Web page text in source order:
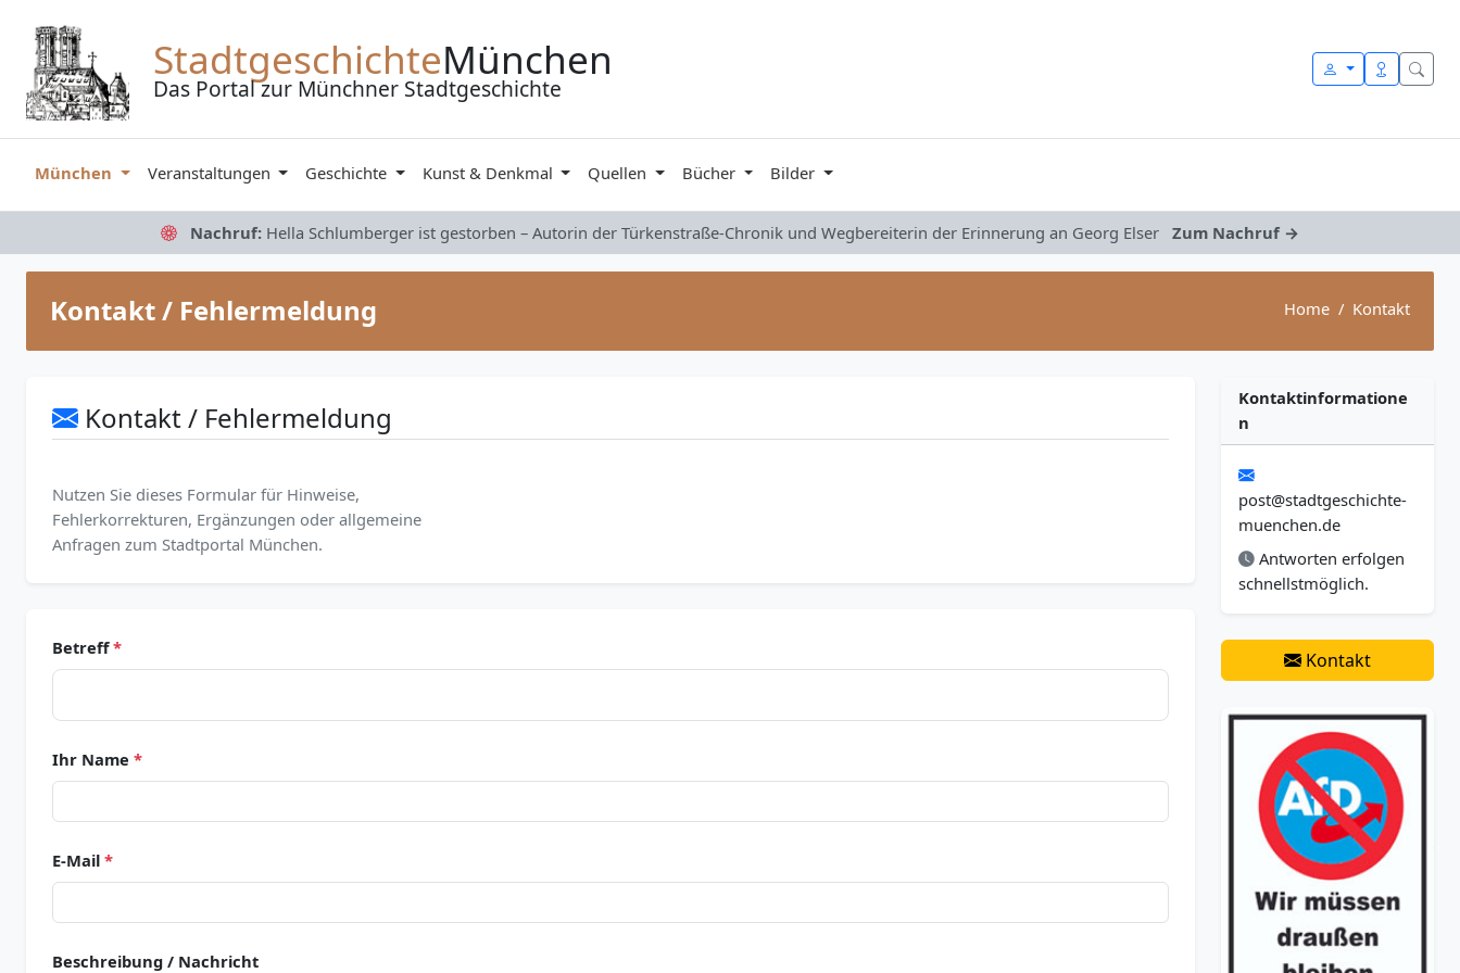
StadtgeschichteMünchen
Das Portal zur Münchner Stadtgeschichte
München Veranstaltungen Geschichte Kunst & Denkmal Quellen Bücher Bilder
Nachruf: Hella Schlumberger ist gestorben – Autorin der Türkenstraße-Chronik und Wegbereiterin der Erinnerung an Georg Elser Zum Nachruf →
Kontakt / Fehlermeldung Home Kontakt
Kontakt / Fehlermeldung
Nutzen Sie dieses Formular für Hinweise,
Fehlerkorrekturen, Ergänzungen oder allgemeine
Anfragen zum Stadtportal München.
Betreff*
Ihr Name *
E-Mail *
Beschreibung / Nachricht
Kontaktinformatione
n
post@stadtgeschichte-
muenchen.de
Antworten erfolgen
schnellstmöglich.
Kontakt